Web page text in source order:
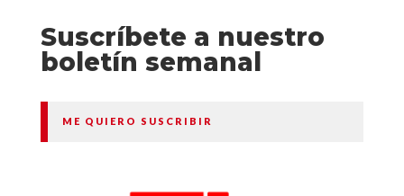
Suscríbete a nuestro
boletín semanal
ME QUIERO SUSCRIBIR